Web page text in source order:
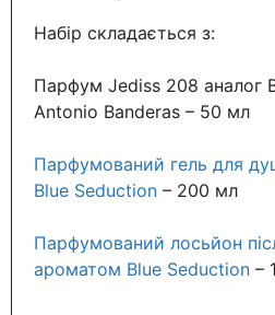
Набір складається з:
Парфум Jediss 208 аналог
Antonio Banderas – 50 мл
Парфумований гель для
Blue Seduction – 200 мл
Парфумований лосьйон
ароматом Blue Seduction –